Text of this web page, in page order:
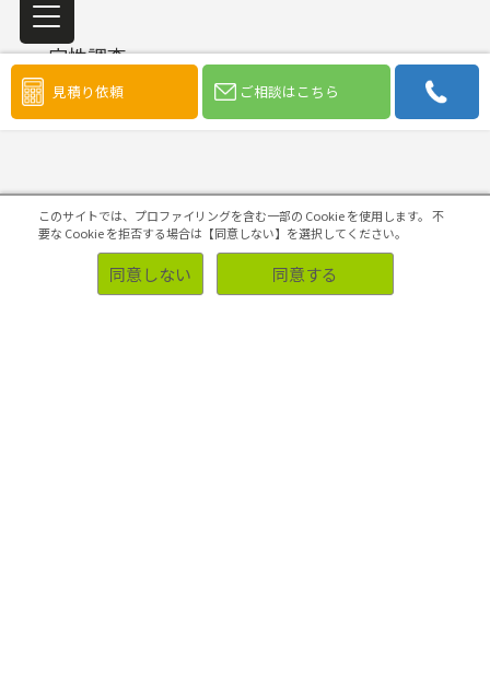
見積り依頼 ご相談はこちら
定性調査
その他のリサーチメニュー
このサイトでは、プロファイリングを含む一部の Cookie を使用します。 不
要な Cookie を拒否する場合は【同意しない】を選択してください。
同意しない 同意する